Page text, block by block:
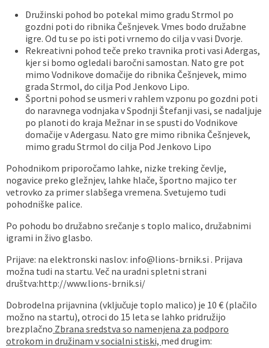
Družinski pohod bo potekal mimo gradu Strmol po
gozdni poti do ribnika Češnjevek. Vmes bodo družabne
igre. Od tu se po isti poti vrnemo do cilja v vasi Dvorje.
Rekreativni pohod teče preko travnika proti vasi Adergas,
kjer si bomo ogledali baročni samostan. Nato gre pot
mimo Vodnikove domačije do ribnika Češnjevek, mimo
grada Strmol, do cilja Pod Jenkovo Lipo.
Športni pohod se usmeri v rahlem vzponu po gozdni poti
do naravnega vodnjaka v Spodnji Štefanji vasi, se nadaljuje
po planoti do kraja Mežnar in se spusti do Vodnikove
domačije v Adergasu. Nato gre mimo ribnika Češnjevek,
mimo gradu Strmol do cilja Pod Jenkovo Lipo
Pohodnikom priporočamo lahke, nizke treking čevlje,
nogavice preko gležnjev, lahke hlače, športno majico ter
vetrovko za primer slabšega vremena. Svetujemo tudi
pohodniške palice.
Po pohodu bo družabno srečanje s toplo malico, družabnimi
igrami in živo glasbo.
Prijave: na elektronski naslov: info@lions-brnik.si . Prijava
možna tudi na startu. Več na uradni spletni strani
društva:http://www.lions-brnik.si/
Dobrodelna prijavnina (vključuje toplo malico) je 10 € (plačilo
možno na startu), otroci do 15 leta se lahko pridružijo
brezplačno Zbrana sredstva so namenjena za podporo
otrokom in družinam v socialni stiski, med drugim: